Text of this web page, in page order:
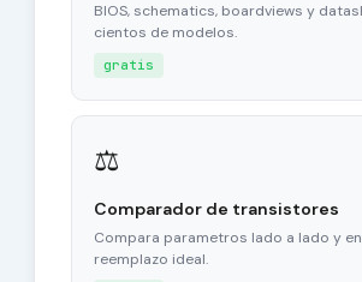
BIOS, schematics, boardviews y
cientos de modelos.
gratis
⚖
Comparador de transistores
Compara parametros lado a lado y
reemplazo ideal.